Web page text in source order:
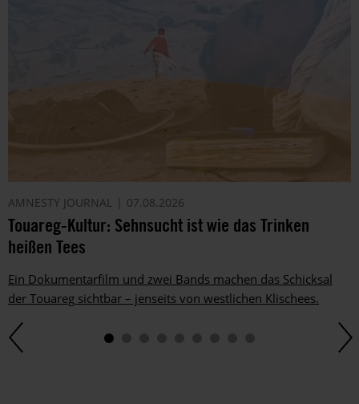
AMNESTY JOURNAL 07.08.2026
Touareg-Kultur: Sehnsucht ist wie das Trinken
heißen Tees
Ein Dokumentarfilm und zwei Bands machen das Schicksal
der Touareg sichtbar – jenseits von westlichen Klischees.